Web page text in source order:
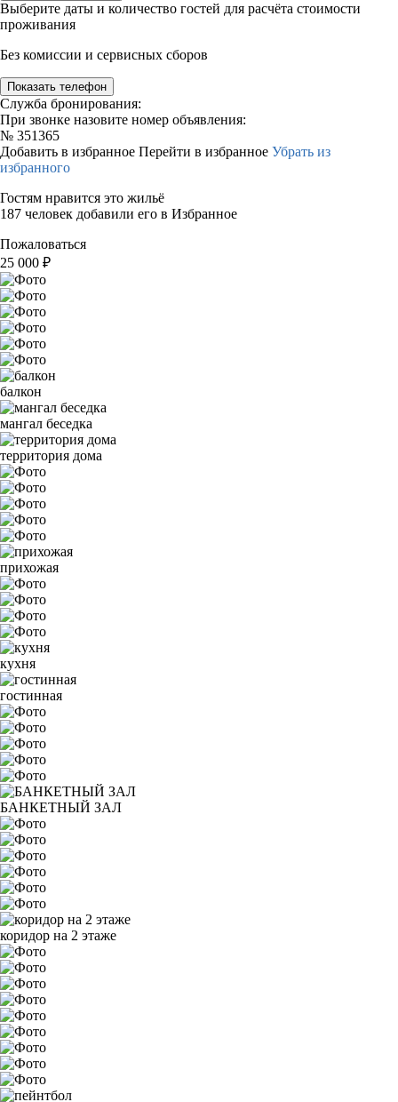
Выберите даты и количество гостей для расчёта стоимости
проживания
Без комиссии и сервисных сборов
Показать телефон
Служба бронирования:
При звонке назовите номер объявления:
№ 351365
Добавить в избранное Перейти в избранное Убрать из
избранного
Гостям нравится это жильё
187 человек добавили его в Избранное
Пожаловаться
25 000 ₽
балкон
мангал беседка
территория дома
прихожая
кухня
гостинная
БАНКЕТНЫЙ ЗАЛ
коридор на 2 этаже